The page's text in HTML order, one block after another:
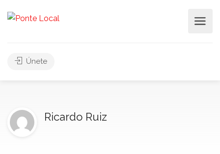
Únete
Ricardo Ruiz